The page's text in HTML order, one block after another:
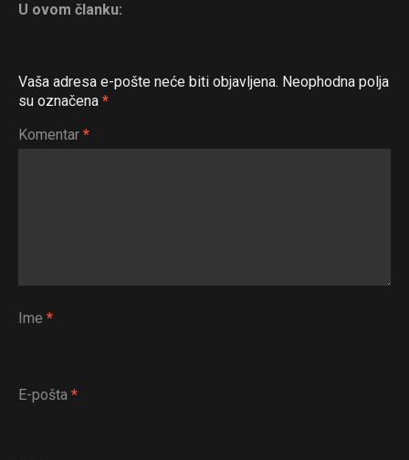
U ovom članku:
Vaša adresa e-pošte neće biti objavljena. Neophodna polja
su označena *
Komentar *
Ime *
E-pošta *